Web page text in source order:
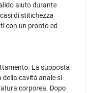
aiuto durante
di stitichezza
con un pronto ed
La supposta
cavità anale si
corporea. Dopo